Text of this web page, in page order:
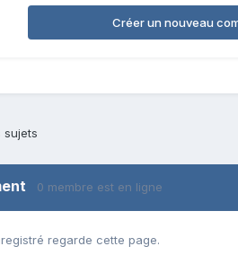
Créer un nouveau
sujets
0 membre est en ligne
regarde cette page.